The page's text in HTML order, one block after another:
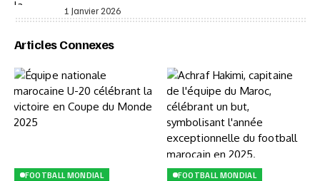
1 Janvier 2026
Articles Connexes
FOOTBALL MONDIAL FOOTBALL MONDIAL